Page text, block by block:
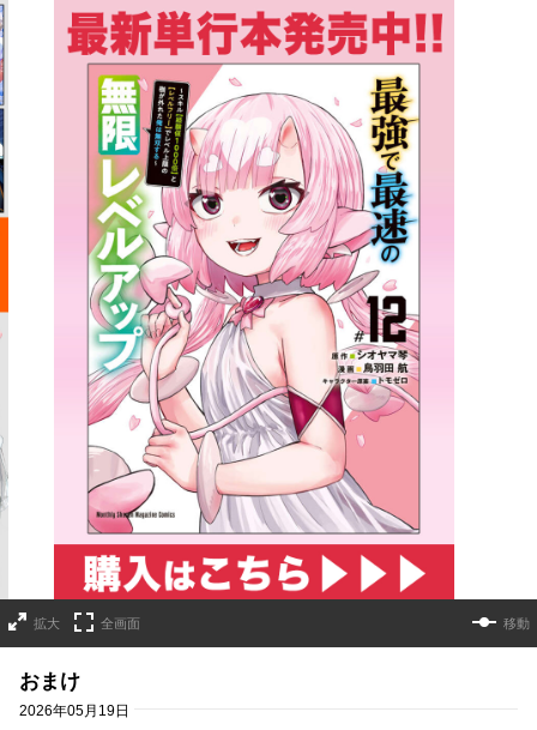
詳細ページへのリンク
拡大 全画面 移動
おまけ
2026年05月19日